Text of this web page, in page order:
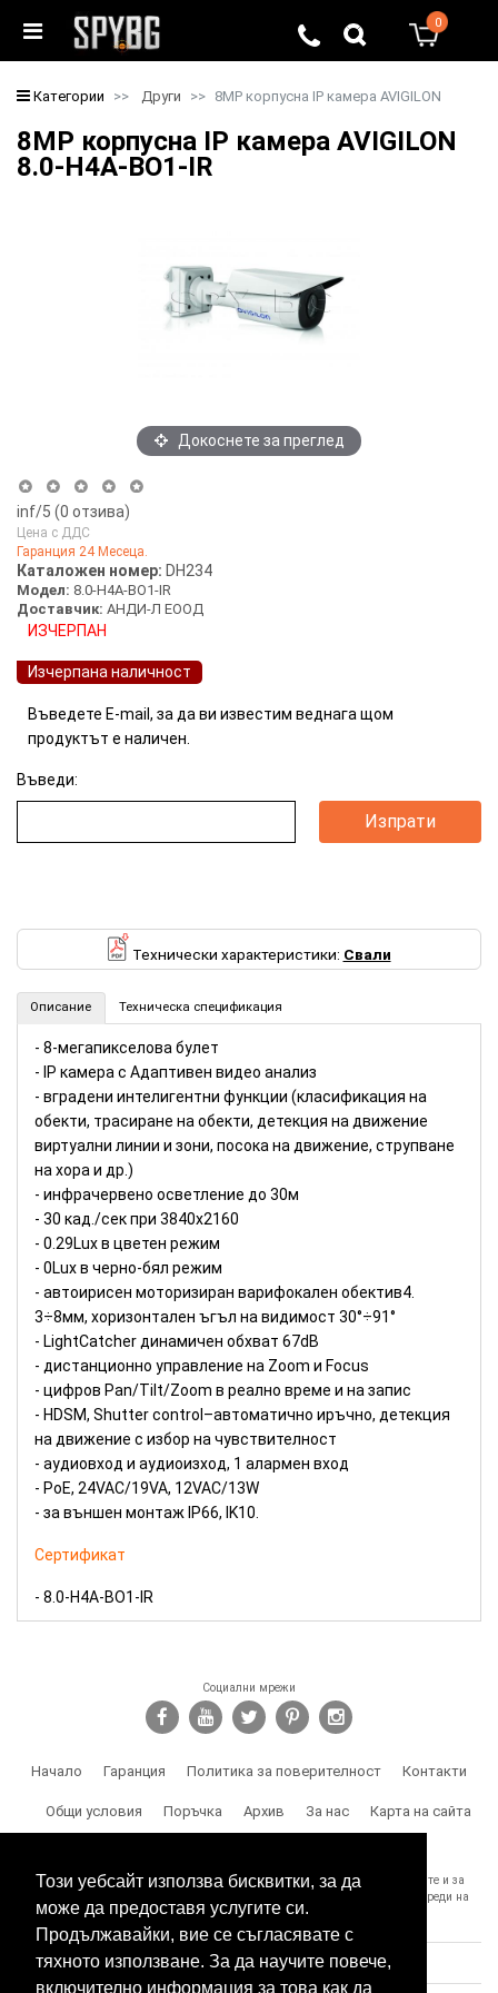
Този уебсайт използва бисквитки, за да
може да предоставя услугите си.
Продължавайки, вие се съгласявате с
тяхното използване. За да научите повече,
включително информация за това как да
0
Категории Други 8MP корпусна IP камера AVIGILON
8MP корпусна IP камера AVIGILON
8.0-H4A-BO1-IR
Докоснете за преглед
inf/5 (0 отзива)
Цена с ДДС
Гаранция 24 Месеца.
Каталожен номер: DH234
Модел: 8.0-H4A-BO1-IR
Доставчик: АНДИ-Л ЕООД
ИЗЧЕРПАН
Изчерпана наличност
Въведете E-mail, за да ви известим веднага щом
продуктът е наличен.
Въведи:
Технически характеристики: Свали
Описание Техническа спецификация
- 8-мегапикселова булет
- IP камера с Адаптивен видео анализ
- вградени интелигентни функции (класификация на
обекти, трасиране на обекти, детекция на движение
виртуални линии и зони, посока на движение, струпване
на хора и др.)
- инфрачервено осветление до 30м
- 30 кад./сек при 3840х2160
- 0.29Lux в цветен режим
- 0Lux в черно-бял режим
- автоирисен моторизиран варифокален обектив4.
3÷8мм, хоризонтален ъгъл на видимост 30°÷91°
- LightCatcher динамичен обхват 67dB
- дистанционно управление на Zoom и Focus
- цифров Pan/Tilt/Zoom в реално време и на запис
- HDSM, Shutter control–автоматично иръчно, детекция
на движение с избор на чувствителност
- аудиовход и аудиоизход, 1 алармен вход
- PoE, 24VAC/19VA, 12VAC/13W
- за външен монтаж IP66, IK10.
Сертификат
- 8.0-H4A-BO1-IR
Социални мрежи
Начало Гаранция Политика за поверителност Контакти
Общи условия Поръчка Архив За нас Карта на сайта
SPY.BG Ви напомня, че носите отговорност за използването на продуктите и за
спазване на законите, както и за злоумишлени и незаконни действия, вреди на
трети лица и др.